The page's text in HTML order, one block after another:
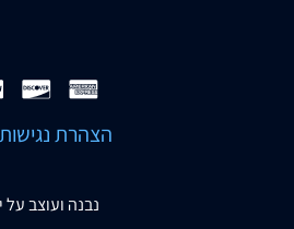
הצהרת נגישות
נבנה ועוצב על